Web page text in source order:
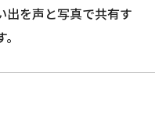
出を声と写真で共有す